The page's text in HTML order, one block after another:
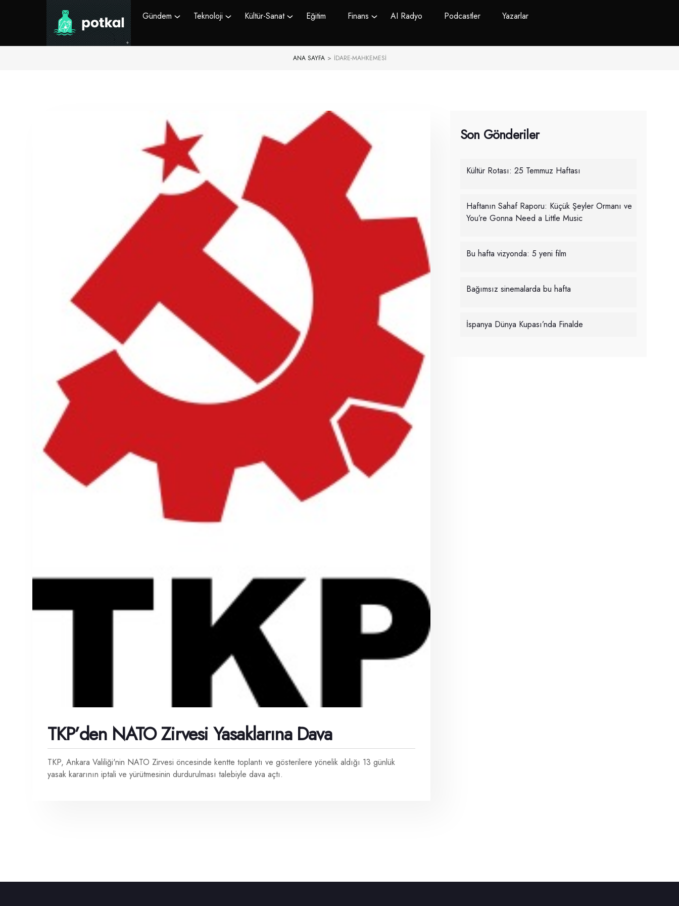
Gündem Teknoloji Kültür-Sanat Eğitim Finans AI Radyo Podcastler Yazarlar
ANA SAYFA > IDARE-MAHKEMESI
TKP’den NATO Zirvesi Yasaklarına Dava
TKP, Ankara Valiliği'nin NATO Zirvesi öncesinde kentte toplantı ve gösterilere yönelik aldığı 13 günlük
yasak kararının iptali ve yürütmesinin durdurulması talebiyle dava açtı.
Son Gönderiler
Kültür Rotası: 25 Temmuz Haftası
Haftanın Sahaf Raporu: Küçük Şeyler Ormanı ve
You’re Gonna Need a Little Music
Bu hafta vizyonda: 5 yeni film
Bağımsız sinemalarda bu hafta
İspanya Dünya Kupası’nda Finalde